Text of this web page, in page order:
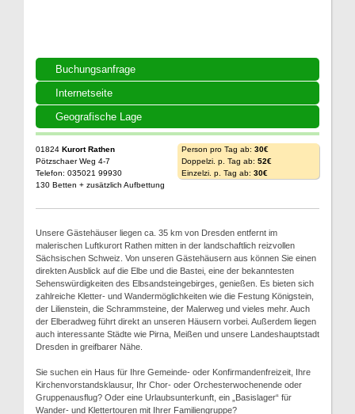
Buchungsanfrage
Internetseite
Geografische Lage
01824 Kurort Rathen
Pötzschaer Weg 4-7
Telefon: 035021 99930
130 Betten + zusätzlich Aufbettung
Person pro Tag ab: 30€
Doppelzi. p. Tag ab: 52€
Einzelzi. p. Tag ab: 30€
Unsere Gästehäuser liegen ca. 35 km von Dresden entfernt im
malerischen Luftkurort Rathen mitten in der landschaftlich reizvollen
Sächsischen Schweiz. Von unseren Gästehäusern aus können Sie einen
direkten Ausblick auf die Elbe und die Bastei, eine der bekanntesten
Sehenswürdigkeiten des Elbsandsteingebirges, genießen. Es bieten sich
zahlreiche Kletter- und Wandermöglichkeiten wie die Festung Königstein,
der Lilienstein, die Schrammsteine, der Malerweg und vieles mehr. Auch
der Elberadweg führt direkt an unseren Häusern vorbei. Außerdem liegen
auch interessante Städte wie Pirna, Meißen und unsere Landeshauptstadt
Dresden in greifbarer Nähe.
Sie suchen ein Haus für Ihre Gemeinde- oder Konfirmandenfreizeit, Ihre
Kirchenvorstandsklausur, Ihr Chor- oder Orchesterwochenende oder
Gruppenausflug? Oder eine Urlaubsunterkunft, ein „Basislager“ für
Wander- und Klettertouren mit Ihrer Familiengruppe?